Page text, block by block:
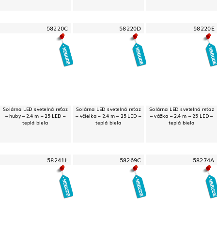
58220C
Solárna LED svetelná reťaz
– huby – 2,4 m – 25 LED –
teplá biela
58220D
Solárna LED svetelná reťaz
– včielka – 2,4 m – 25 LED –
teplá biela
58220E
Solárna LED svetelná reťaz
– vážka – 2,4 m – 25 LED –
teplá biela
58241L 58269C 58274A